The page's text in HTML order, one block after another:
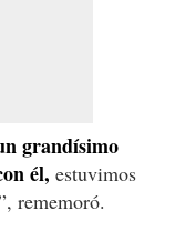
grandísimo
él, estuvimos
rememoró.